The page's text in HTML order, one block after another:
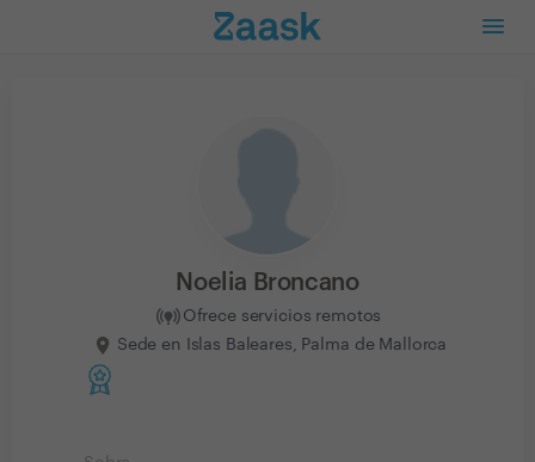
Noelia Broncano
Ofrece servicios remotos
Sede en Islas Baleares, Palma de Mallorca